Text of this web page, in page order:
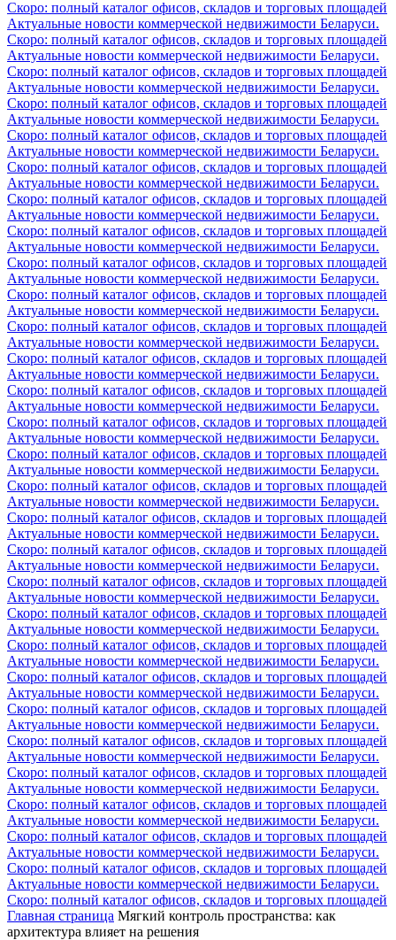
Скоро: полный каталог офисов, складов и торговых площадей
Актуальные новости коммерческой недвижимости Беларуси.
Скоро: полный каталог офисов, складов и торговых площадей
Актуальные новости коммерческой недвижимости Беларуси.
Скоро: полный каталог офисов, складов и торговых площадей
Актуальные новости коммерческой недвижимости Беларуси.
Скоро: полный каталог офисов, складов и торговых площадей
Актуальные новости коммерческой недвижимости Беларуси.
Скоро: полный каталог офисов, складов и торговых площадей
Актуальные новости коммерческой недвижимости Беларуси.
Скоро: полный каталог офисов, складов и торговых площадей
Актуальные новости коммерческой недвижимости Беларуси.
Скоро: полный каталог офисов, складов и торговых площадей
Актуальные новости коммерческой недвижимости Беларуси.
Скоро: полный каталог офисов, складов и торговых площадей
Актуальные новости коммерческой недвижимости Беларуси.
Скоро: полный каталог офисов, складов и торговых площадей
Актуальные новости коммерческой недвижимости Беларуси.
Скоро: полный каталог офисов, складов и торговых площадей
Актуальные новости коммерческой недвижимости Беларуси.
Скоро: полный каталог офисов, складов и торговых площадей
Актуальные новости коммерческой недвижимости Беларуси.
Скоро: полный каталог офисов, складов и торговых площадей
Актуальные новости коммерческой недвижимости Беларуси.
Скоро: полный каталог офисов, складов и торговых площадей
Актуальные новости коммерческой недвижимости Беларуси.
Скоро: полный каталог офисов, складов и торговых площадей
Актуальные новости коммерческой недвижимости Беларуси.
Скоро: полный каталог офисов, складов и торговых площадей
Актуальные новости коммерческой недвижимости Беларуси.
Скоро: полный каталог офисов, складов и торговых площадей
Актуальные новости коммерческой недвижимости Беларуси.
Скоро: полный каталог офисов, складов и торговых площадей
Актуальные новости коммерческой недвижимости Беларуси.
Скоро: полный каталог офисов, складов и торговых площадей
Актуальные новости коммерческой недвижимости Беларуси.
Скоро: полный каталог офисов, складов и торговых площадей
Актуальные новости коммерческой недвижимости Беларуси.
Скоро: полный каталог офисов, складов и торговых площадей
Актуальные новости коммерческой недвижимости Беларуси.
Скоро: полный каталог офисов, складов и торговых площадей
Актуальные новости коммерческой недвижимости Беларуси.
Скоро: полный каталог офисов, складов и торговых площадей
Актуальные новости коммерческой недвижимости Беларуси.
Скоро: полный каталог офисов, складов и торговых площадей
Актуальные новости коммерческой недвижимости Беларуси.
Скоро: полный каталог офисов, складов и торговых площадей
Актуальные новости коммерческой недвижимости Беларуси.
Скоро: полный каталог офисов, складов и торговых площадей
Актуальные новости коммерческой недвижимости Беларуси.
Скоро: полный каталог офисов, складов и торговых площадей
Актуальные новости коммерческой недвижимости Беларуси.
Скоро: полный каталог офисов, складов и торговых площадей
Актуальные новости коммерческой недвижимости Беларуси.
Скоро: полный каталог офисов, складов и торговых площадей
Актуальные новости коммерческой недвижимости Беларуси.
Скоро: полный каталог офисов, складов и торговых площадей
Главная страница Мягкий контроль пространства: как
архитектура влияет на решения